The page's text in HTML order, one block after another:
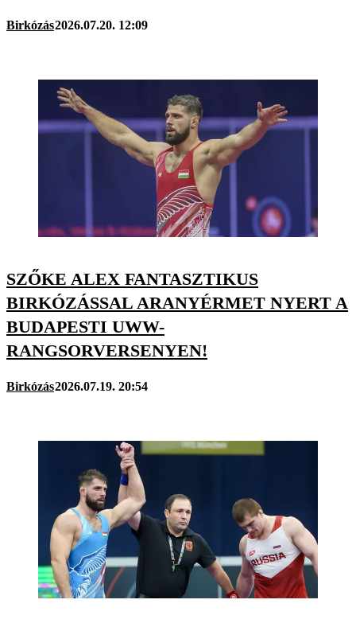
Birkózás2026.07.20. 12:09
SZŐKE ALEX FANTASZTIKUS
BIRKÓZÁSSAL ARANYÉRMET NYERT A
BUDAPESTI UWW-
RANGSORVERSENYEN!
Birkózás2026.07.19. 20:54